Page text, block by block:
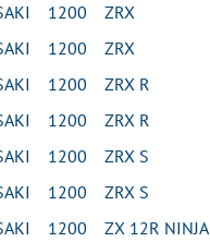
1200 ZRX
1200 ZRX
1200 ZRX R
1200 ZRX R
1200 ZRX S
1200 ZRX S
1200 ZX 12R NINJA